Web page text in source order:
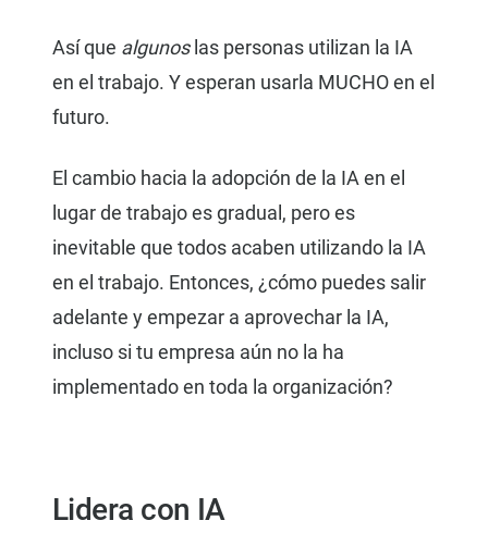
Así que algunoslas personas utilizan la IA
en el trabajo. Y esperan usarla MUCHO en el
futuro.
El cambio hacia la adopción de la IA en el
lugar de trabajo es gradual, pero es
inevitable que todos acaben utilizando la IA
en el trabajo. Entonces, ¿cómo puedes salir
adelante y empezar a aprovechar la IA,
incluso si tu empresa aún no la ha
implementado en toda la organización?
Lidera con IA